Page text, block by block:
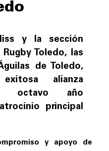
y la sección
Toledo, las
de Toledo,
alianza
octavo año
principal
y apoyo de